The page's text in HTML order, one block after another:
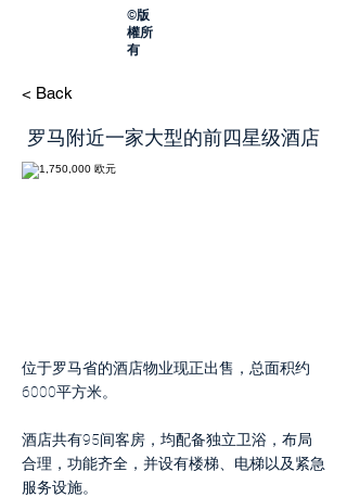
©版
權所
有
< Back
罗马附近一家大型的前四星级酒店
位于罗马省的酒店物业现正出售，总面积约
6000平方米。
酒店共有95间客房，均配备独立卫浴，布局
合理，功能齐全，并设有楼梯、电梯以及紧急
服务设施。